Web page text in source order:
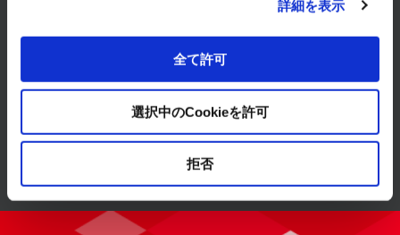
詳細を表示
全て許可
選択中のCookieを許可
拒否
Case Studies